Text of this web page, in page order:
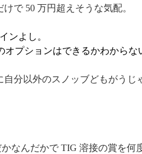
けで 50 万円超えそうな気配。
ンよし。
オプションはできるかわからな
自分以外のスノッブどもがうじ
かなんだかで TIG 溶接の賞を何